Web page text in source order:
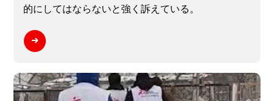
的にしてはならないと強く訴えている。